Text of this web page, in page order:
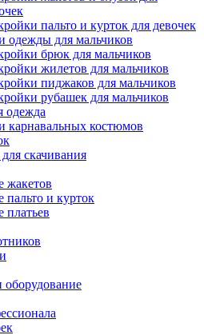
пальто и курток для девочек
одежды для мальчиков
брюк для мальчиков
жилетов для мальчиков
пиджаков для мальчиков
рубашек для мальчиков
одежда
карнавальных костюмов
скачивания
жакетов
и курток
платьев